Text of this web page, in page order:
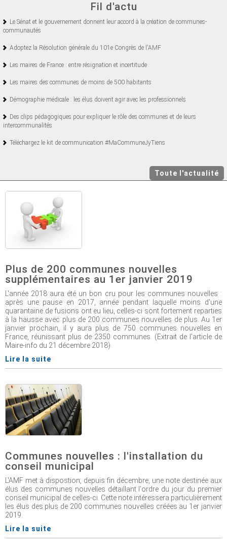
Fil d'actu
Le Sénat et le gouvernement donnent leur accord à la création de communes-
communautés
Adoptez la Résolution générale du 101e Congrès de l'AMF
Les maires de France : entre résignation et incertitude
Les maires des communes de moins de 500 habitants
Démographie médicale : les élus doivent agir avec les professionnels
Des clips pédagogiques pour expliquer le rôle des communes et de leurs
intercommunalités
Téléchargez le kit de communication #MaCommuneJyTiens
Toute l'actualité
Plus de 200 communes nouvelles
supplémentaires au 1er janvier 2019
L'année 2018 aura été un bon cru pour les communes nouvelles :
après une pause en 2017, année pendant laquelle moins d'une
quarantaine de fusions ont eu lieu, celles-ci sont fortement reparties
à la hausse avec plus de 200 communes nouvelles de plus. Au 1er
janvier prochain, il y aura plus de 750 communes nouvelles en
France, réunissant plus de 2350 communes. (Extrait de l'article de
Maire-info du 21 décembre 2018)
Lire la suite
Communes nouvelles : l'installation du
conseil municipal
L'AMF met à dispostion, depuis fin décembre, une note destinée aux
élus des communes nouvelles détaillant l'ordre du jour du premier
conseil municipal de celles-ci. Cette note intéressera particulièrement
les élus des plus de 200 communes nouvelles créées au 1er janvier
2019.
Lire la suite